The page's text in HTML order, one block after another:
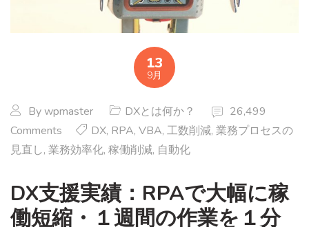
13
9月
Bywpmaster DXとは何か？
26,499
Comments
DX, RPA, VBA, 工数削減, 業務プロセスの
見直し, 業務効率化, 稼働削減, 自動化
DX支援実績：RPAで大幅に稼
働短縮・１週間の作業を１分